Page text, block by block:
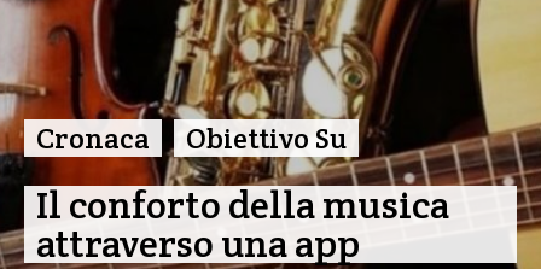
Cronaca Obiettivo Su
Il conforto della musica
attraverso una app